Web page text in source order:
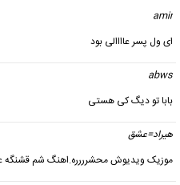
amir
ای ول پسر عاااالی بود
abws
بابا تو دیگ کی هستی
هیراد=عشق
موزیک ویدیوش محشرررره.اهنگ شم قشنگه